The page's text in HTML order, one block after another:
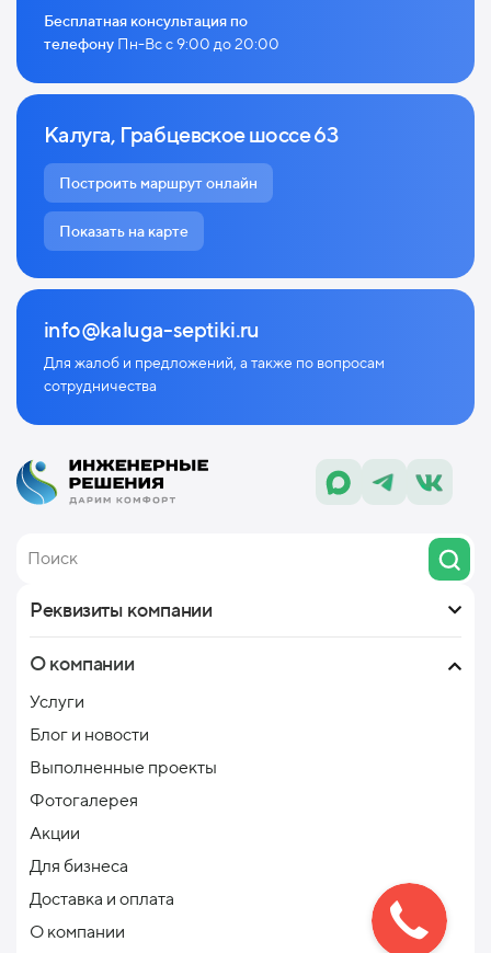
Бесплатная консультация по
телефону Пн-Вс с 9:00 до 20:00
Калуга, Грабцевское шоссе 63
Построить маршрут онлайн
Показать на карте
info@kaluga-septiki.ru
Для жалоб и предложений, а также по вопросам
сотрудничества
Реквизиты компании
О компании
Услуги
Блог и новости
Выполненные проекты
Фотогалерея
Акции
Для бизнеса
Доставка и оплата
О компании